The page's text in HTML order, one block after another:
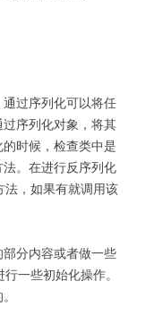
过序列化可以将任
序列化对象，将其
时候，检查类中是
。在进行反序列化
法，如果有就调用该
分内容或者做一些
一些初始化操作。